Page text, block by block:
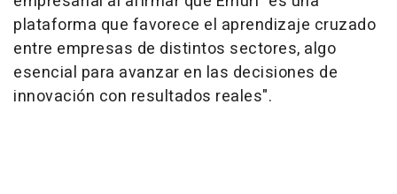
plataforma que favorece el aprendizaje cruzado
entre empresas de distintos sectores, algo
esencial para avanzar en las decisiones de
innovación con resultados reales".